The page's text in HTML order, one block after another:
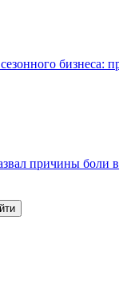
бизнеса:
причины боли